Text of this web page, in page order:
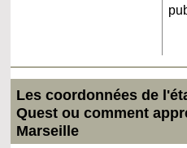
Les coordonnées de
Quest ou comment
Marseille